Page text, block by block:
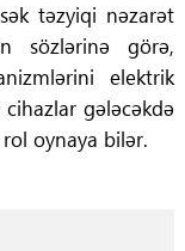
təzyiqi nəzarət
sözlərinə görə,
elektrik
gələcəkdə
oynaya bilər.